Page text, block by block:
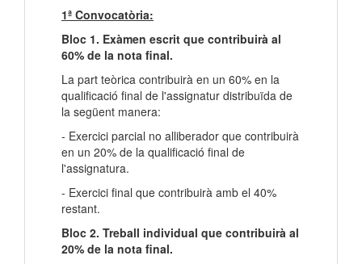
1ª Convocatòria:
Bloc 1. Exàmen escrit que contribuirà al
60% de la nota final.
La part teòrica contribuirà en un 60% en la
qualificació final de l'assignatur distribuïda de
la següent manera:
- Exercici parcial no alliberador que contribuirà
en un 20% de la qualificació final de
l'assignatura.
- Exercici final que contribuirà amb el 40%
restant.
Bloc 2. Treball individual que contribuirà al
20% de la nota final.